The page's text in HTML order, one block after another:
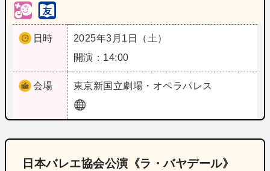
日時
2025年3月1日（土）
開演：14:00
会場 東京新国立劇場・オペラパレス
日本バレエ協会公演《ラ・バヤデール》